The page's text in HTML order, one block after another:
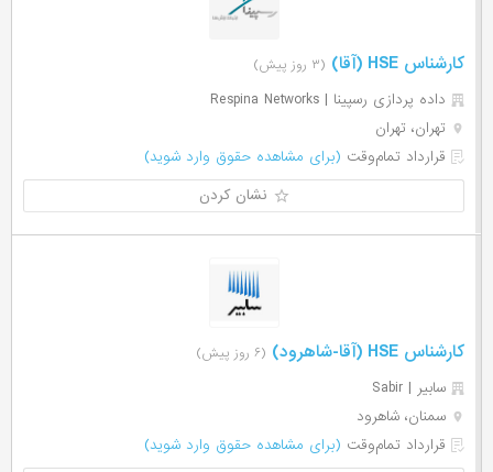
کارشناس HSE (آقا) (۳ روز پیش)
داده پردازی رسپینا | Respina Networks
تهران، تهران
قرارداد تمام‌وقت (برای مشاهده حقوق وارد شوید)
نشان کردن
کارشناس HSE (آقا-شاهرود) (۶ روز پیش)
سابیر | Sabir
سمنان، شاهرود
قرارداد تمام‌وقت (برای مشاهده حقوق وارد شوید)